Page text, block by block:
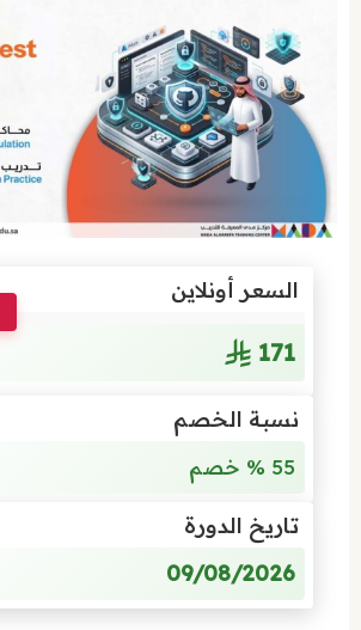
السعر أونلاين
171
نسبة الخصم
55 % خصم
تاريخ الدورة
09/08/2026